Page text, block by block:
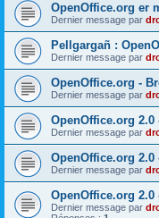
OpenOffice.org er
Dernier message par
Pellgargañ :
Dernier message par
OpenOffice.org -
Dernier message par
OpenOffice.org 2.0
Dernier message par
OpenOffice.org 2.0
Dernier message par
OpenOffice.org 2.0
Dernier message par